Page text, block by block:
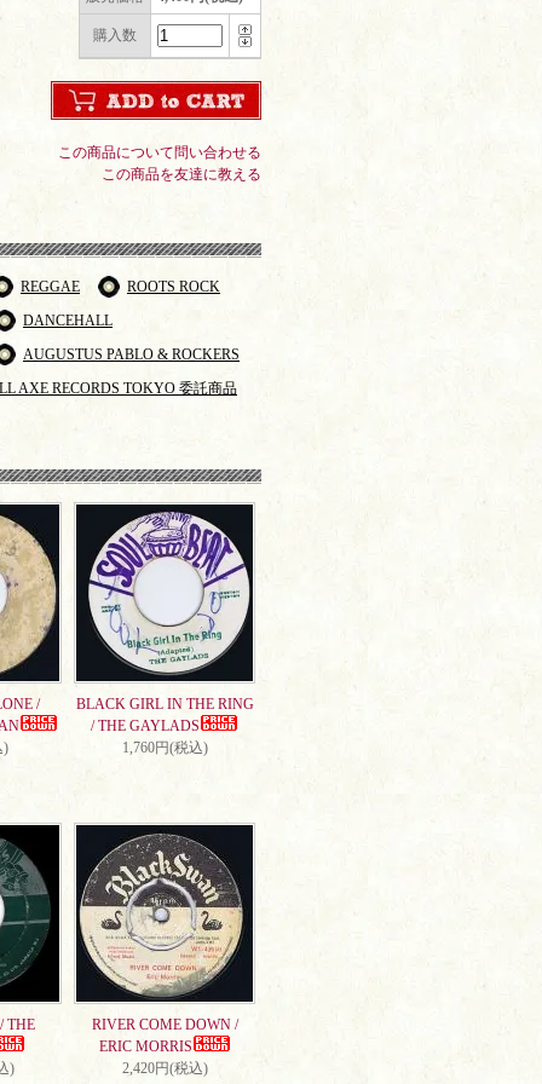
購入数
この商品について問い合わせる
この商品を友達に教える
REGGAE
ROOTS ROCK
DANCEHALL
AUGUSTUS PABLO & ROCKERS
AXE RECORDS TOKYO 委託商品
/
)
BLACK GIRL IN THE RING
/ THE GAYLADS
1,760円(税込)
THE
)
RIVER COME DOWN /
ERIC MORRIS
2,420円(税込)